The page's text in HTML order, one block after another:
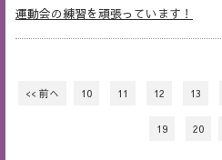
運動会の練習を頑張っています！
<< 前へ 10 11 12 13
19 20